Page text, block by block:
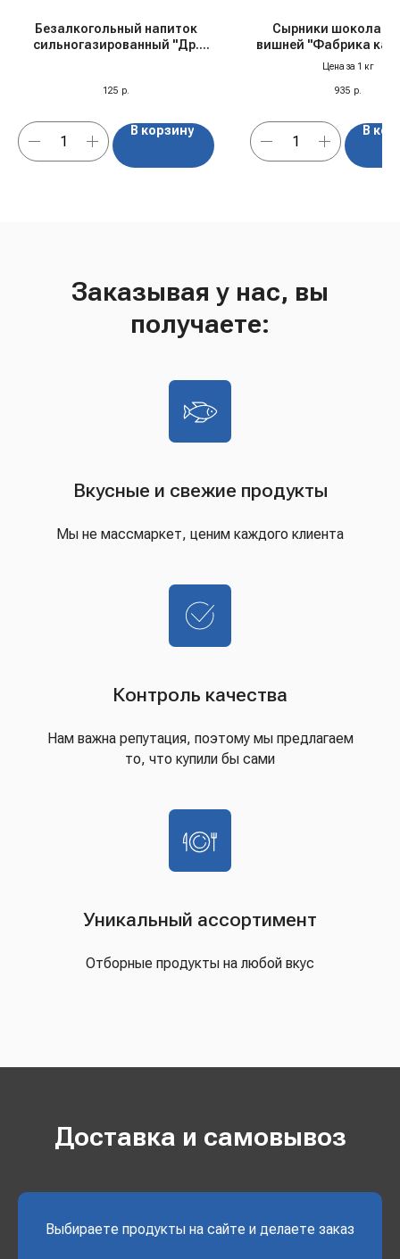
Безалкогольный напиток
сильногазированный "Др.
125 р.
В корзину
Сырники
вишней "Фабрика
с/м
Цена за 1 кг
935 р.
В
Заказывая у нас, вы
получаете:
Вкусные и свежие продукты
Мы не массмаркет, ценим каждого клиента
Контроль качества
Нам важна репутация, поэтому мы предлагаем
то, что купили бы сами
Уникальный ассортимент
Отборные продукты на любой вкус
Доставка и самовывоз
Выбираете продукты на сайте и делаете заказ